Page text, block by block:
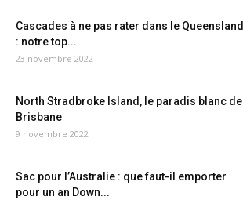
Cascades à ne pas rater dans le Queensland
: notre top...
23 novembre 2022
North Stradbroke Island, le paradis blanc de
Brisbane
9 novembre 2022
Sac pour l’Australie : que faut-il emporter
pour un an Down...